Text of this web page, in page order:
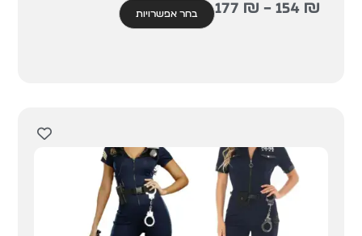
154 ₪
–
177 ₪ בחר אפשרויות